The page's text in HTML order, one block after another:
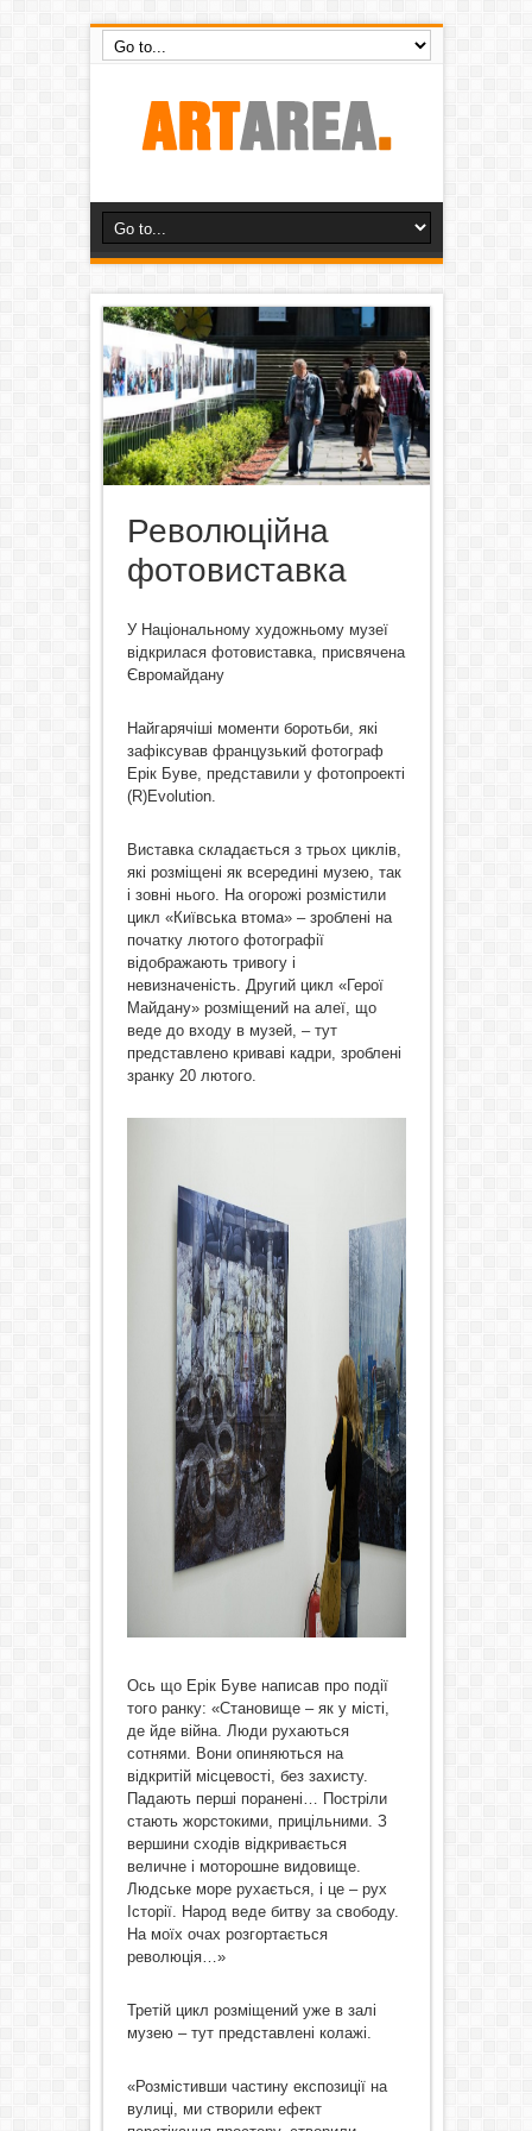
Революційна
фотовиставка
У Національному художньому музеї
відкрилася фотовиставка, присвячена
Євромайдану
Найгарячіші моменти боротьби, які
зафіксував французький фотограф
Ерік Буве, представили у фотопроекті
(R)Evolution.
Виставка складається з трьох циклів,
які розміщені як всередині музею, так
і зовні нього. На огорожі розмістили
цикл «Київська втома» – зроблені на
початку лютого фотографії
відображають тривогу і
невизначеність. Другий цикл «Герої
Майдану» розміщений на алеї, що
веде до входу в музей, – тут
представлено криваві кадри, зроблені
зранку 20 лютого.
Ось що Ерік Буве написав про події
того ранку: «Становище – як у місті,
де йде війна. Люди рухаються
сотнями. Вони опиняються на
відкритій місцевості, без захисту.
Падають перші поранені… Постріли
стають жорстокими, прицільними. З
вершини сходів відкривається
величне і моторошне видовище.
Людське море рухається, і це – рух
Історії. Народ веде битву за свободу.
На моїх очах розгортається
революція…»
Третій цикл розміщений уже в залі
музею – тут представлені колажі.
«Розмістивши частину експозиції на
вулиці, ми створили ефект